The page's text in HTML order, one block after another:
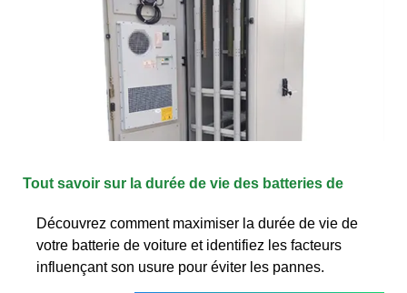
Tout savoir sur la durée de vie des batteries de
Découvrez comment maximiser la durée de vie de
votre batterie de voiture et identifiez les facteurs
influençant son usure pour éviter les pannes.